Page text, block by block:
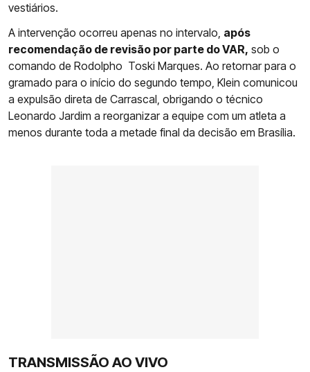
vestiários.
A intervenção ocorreu apenas no intervalo, após
recomendação de revisão por parte do VAR, sob o
comando de Rodolpho Toski Marques. Ao retornar para o
gramado para o início do segundo tempo, Klein comunicou
a expulsão direta de Carrascal, obrigando o técnico
Leonardo Jardim a reorganizar a equipe com um atleta a
menos durante toda a metade final da decisão em Brasília.
TRANSMISSÃO AO VIVO